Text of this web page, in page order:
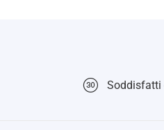
Soddisfatti